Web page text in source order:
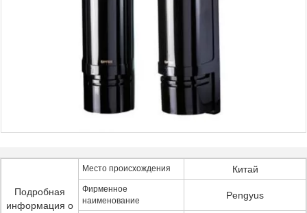
Подробная
информация о
Место происхождения Китай
Фирменное
наименование
Pengyus